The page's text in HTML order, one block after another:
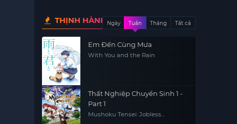
THỊNH HÀNHNgày Tuần Tháng Tất cả
Em Đến Cùng Mưa
With You and the Rain
Thất Nghiệp Chuyển Sinh 1 -
Part 1
Mushoku Tensei: Jobless